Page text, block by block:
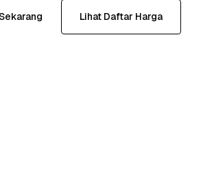
Lihat Daftar Harga